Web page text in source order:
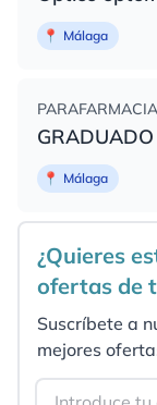
📍 Málaga
📍 Málaga
¿Quieres
ofertas de
Suscríbete a
mejores
Email